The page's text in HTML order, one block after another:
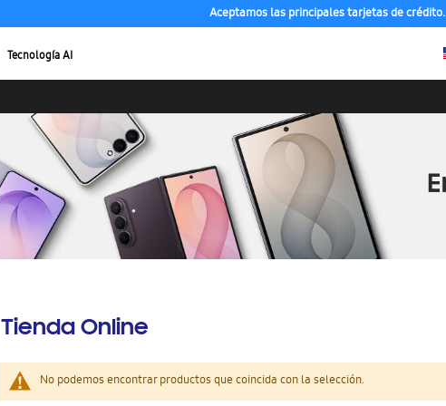
Aceptamos las principales tarjetas de crédito.
Tecnología AI
Tienda Online
No podemos encontrar productos que coincida con la selección.